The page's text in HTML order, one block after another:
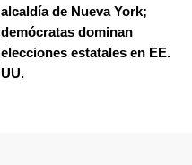
alcaldía de Nueva York;
demócratas dominan
elecciones estatales en EE.
UU.